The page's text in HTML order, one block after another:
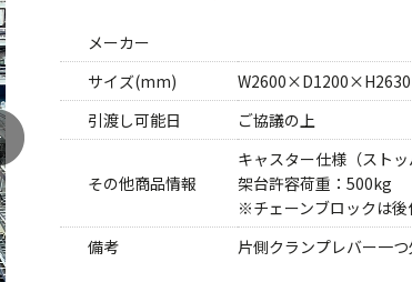
メーカー
サイズ(mm)
W2600×D1200×H2630
引渡し可能日
ご協議の上
その他商品情報
キャスター仕様（ストッ
架台許容荷重：500kg
※チェーンブロックは後
備考
片側クランプレバー一つ